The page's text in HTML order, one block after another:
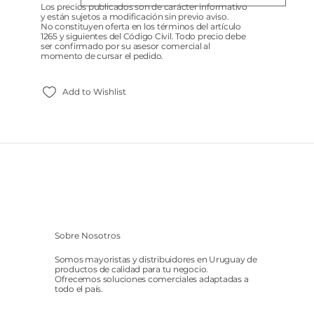
Add to Wishlist
Los precios publicados son de carácter informativo
y están sujetos a modificación sin previo aviso.
No constituyen oferta en los términos del artículo
1265 y siguientes del Código Civil. Todo precio debe
ser confirmado por su asesor comercial al
momento de cursar el pedido.
Sobre Nosotros
Somos mayoristas y distribuidores en Uruguay de
productos de calidad para tu negocio.
Ofrecemos soluciones comerciales adaptadas a
todo el país.